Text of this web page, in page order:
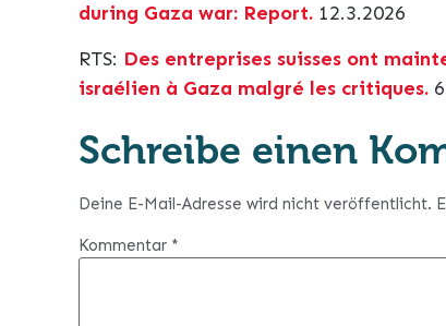
during Gaza war: Report. 12.3.2026
RTS: Des entreprises suisses ont
israélien à Gaza malgré les critiques.
Schreibe einen
Deine E-Mail-Adresse wird nicht veröffentlicht.
Kommentar *